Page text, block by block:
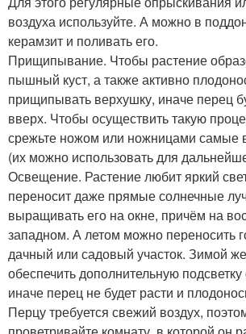
воздуха используйте. А можно в
керамзит и поливать его.
Прищипывание. Чтобы растение
пышный куст, а также активно
прищипывать верхушку, иначе перец
вверх. Чтобы осуществить такую
срежьте ножом или ножницами самые
(их можно использовать для
Освещение. Растение любит яркий
переносит даже прямые солнечные
выращивать его на окне, причём на
западном. А летом можно переносить
дачный или садовый участок. Зимой
обеспечить дополнительную
иначе перец не будет расти и
Перцу требуется свежий воздух,